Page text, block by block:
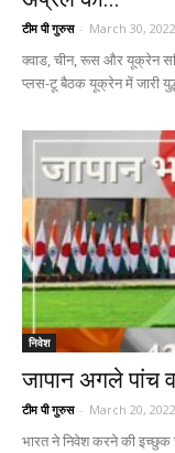
टीम पी गुरुस - March 30, 2022
क्वाड, चीन, रूस और यूक्रेन
प्लस-टू बैठक यूक्रेन में जारी
निवेश
जापान अगले पांच
टीम पी गुरुस - March 20, 2022
भारत ने निवेश करने की इच्छुक